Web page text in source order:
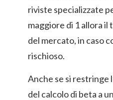
riviste specializzate
maggiore di 1 allora
del mercato, in caso
rischioso.
Anche se si restringe
del calcolo di beta a